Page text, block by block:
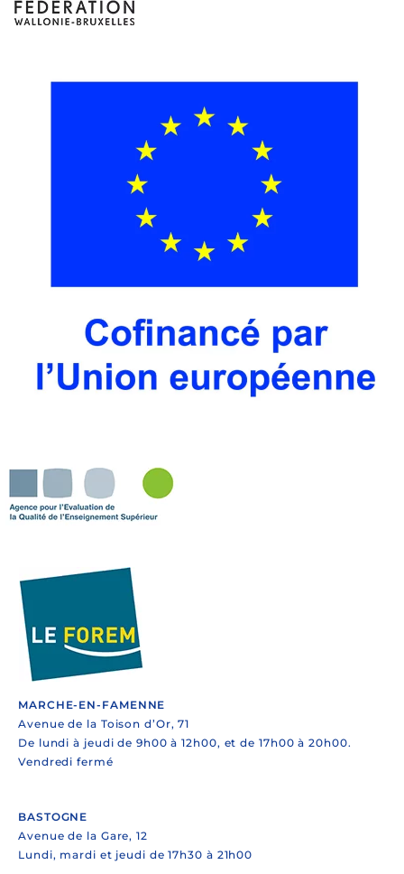
MARCHE-EN-FAMENNE
Avenue de la Toison d’Or, 71
De lundi à jeudi de 9h00 à 12h00, et de 17h00 à 20h00.
Vendredi fermé
BASTOGNE
Avenue de la Gare, 12
Lundi, mardi et jeudi de 17h30 à 21h00